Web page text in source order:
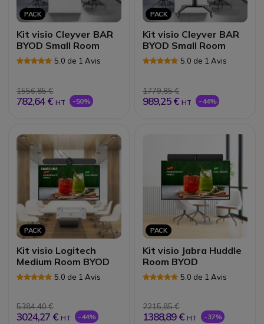
PACK
Kit visio Cleyver BAR
BYOD Small Room
5.0 de 1 Avis
1556,85 €
782,64 € HT -50%
PACK
Kit visio Cleyver BAR
BYOD Small Room
5.0 de 1 Avis
1779,85 €
989,25 € HT -44%
PACK
Kit visio Logitech
Medium Room BYOD
5.0 de 1 Avis
5384,40 €
3024,27 € HT -44%
PACK
Kit visio Jabra Huddle
Room BYOD
5.0 de 1 Avis
2215,85 €
1388,89 € HT -37%